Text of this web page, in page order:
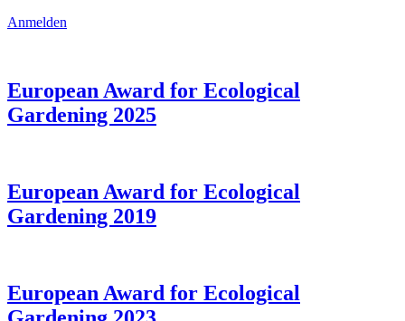
Anmelden
European Award for Ecological
Gardening 2025
European Award for Ecological
Gardening 2019
European Award for Ecological